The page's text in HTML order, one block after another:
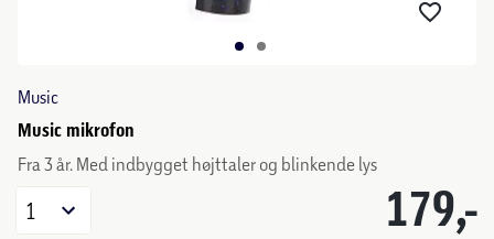
Music
Music mikrofon
Fra 3 år. Med indbygget højttaler og blinkende lys
179,-
1